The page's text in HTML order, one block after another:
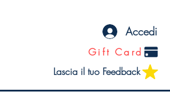
Accedi
Gift Card
Lascia il tuo Feedback